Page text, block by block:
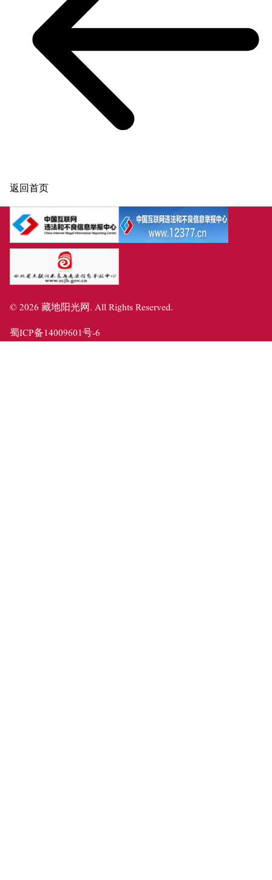
返回首页
©2026藏地阳光网. All Rights Reserved.
蜀ICP备14009601号-6